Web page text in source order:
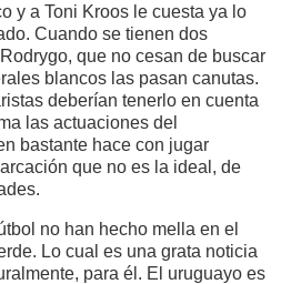
y a Toni Kroos le cuesta ya lo
Cuando se tienen dos
que no cesan de buscar
blancos las pasan canutas.
deberían tenerlo en cuenta
las actuaciones del
bastante hace con jugar
que no es la ideal, de
no han hecho mella en el
Lo cual es una grata noticia
para él. El uruguayo es